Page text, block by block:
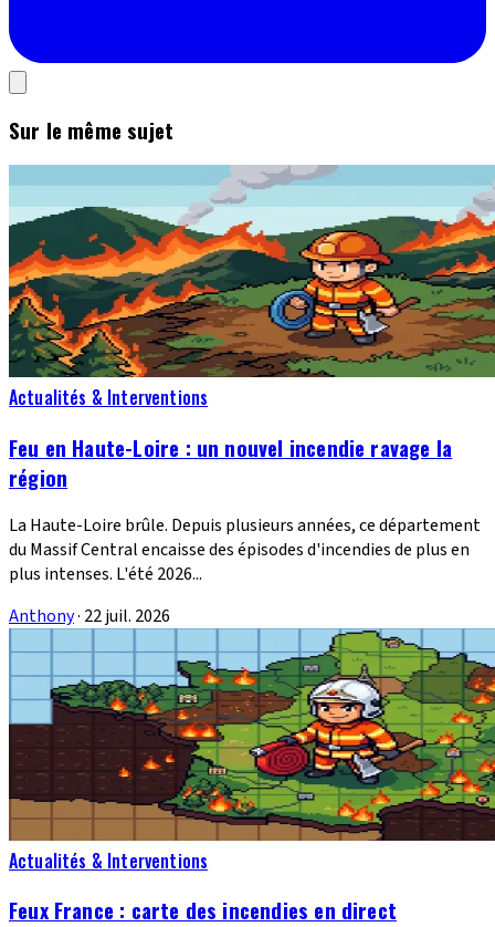
Sur le même sujet
Actualités & Interventions
Feu en Haute-Loire : un nouvel incendie ravage la
région
La Haute-Loire brûle. Depuis plusieurs années, ce département
du Massif Central encaisse des épisodes d'incendies de plus en
plus intenses. L'été 2026...
Anthony· 22 juil. 2026
Actualités & Interventions
Feux France : carte des incendies en direct